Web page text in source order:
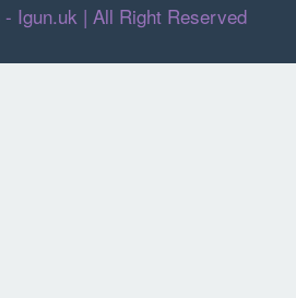
Igun.uk | All Right Reserved